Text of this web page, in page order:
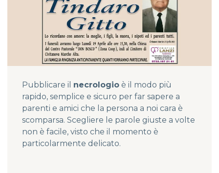
Pubblicare il necrologio è il modo più
rapido, semplice e sicuro per far sapere a
parenti e amici che la persona a noi cara è
scomparsa. Scegliere le parole giuste a volte
non è facile, visto che il momento è
particolarmente delicato.